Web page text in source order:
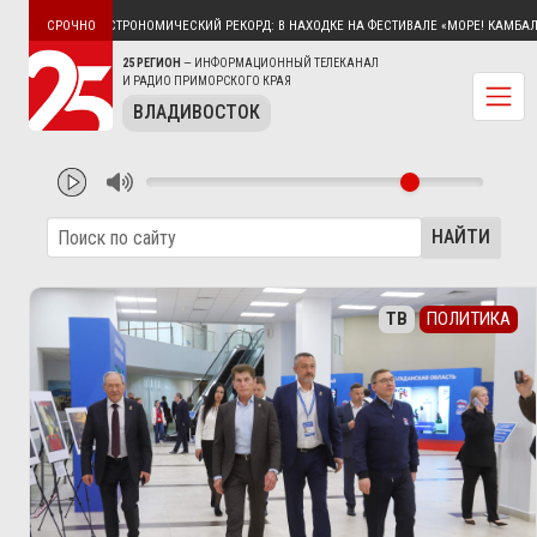
25 РЕГИОН — ИНФОРМАЦИОННЫЙ ТЕЛЕКАНАЛ
И РАДИО ПРИМОРСКОГО КРАЯ
ВЛАДИВОСТОК
СРОЧНОРЕКОРД: В НАХОДКЕ НА ФЕСТИВАЛЕ «МОРЕ! КАМБАЛА!» ПРИГОТОВЯТ
НАЙТИ
ТВ ПОЛИТИКА